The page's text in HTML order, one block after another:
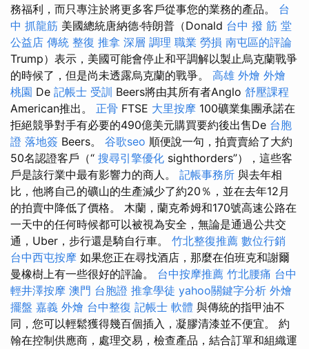
務福利，而只專注於將更多客戶從事您的業務的產品。 台
中 抓龍筋 美國總統唐納德·特朗普（Donald 台中 撥 筋 堂
公益店 傳統 整復 推拿 深層 調理 職業 勞損 南屯區的評論
Trump）表示，美國可能會停止和平調解以製止烏克蘭戰爭
的時候了，但是尚未透露烏克蘭的戰爭。 高雄 外燴 外燴
桃園 De 記帳士 受訓 Beers將由其所有者Anglo 舒壓課程
American推出。 正骨 FTSE 大里按摩 100礦業集團承諾在
拒絕競爭對手有必要的490億美元購買要約後出售De 台胞
證 落地簽 Beers。 谷歌seo 順便說一句，拍賣賣給了大約
50名認證客戶（“ 搜尋引擎優化 sighthorders”），這些客
戶是該行業中最有影響力的商人。 記帳事務所 與去年相
比，他將自己的礦山的生產減少了約20％，並在去年12月
的拍賣中降低了價格。 木蘭，蘭克希姆和170號高速公路在
一天中的任何時候都可以被視為安全，無論是通過公共交
通，Uber，步行還是騎自行車。 竹北整復推薦 數位行銷
台中西屯按摩 如果您正在尋找酒店，那麼在伯班克和謝爾
曼橡樹上有一些很好的評論。 台中按摩推薦 竹北腰痛 台中
輕井澤按摩 澳門 台胞證 推拿學徒 yahoo關鍵字分析 外燴
擺盤 嘉義 外燴 台中整復 記帳士 軟體 與傳統的指甲油不
同，您可以輕鬆獲得幾百個插入，凝膠清漆並不便宜。 約
翰在控制供應商，處理交易，檢查產品，結合訂單和組織運